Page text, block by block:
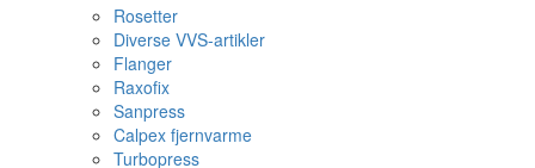
Rosetter
Diverse VVS-artikler
Flanger
Raxofix
Sanpress
Calpex fjernvarme
Turbopress